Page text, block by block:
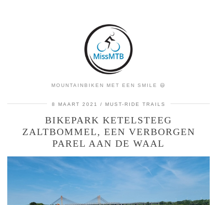
MOUNTAINBIKEN MET EEN SMILE 😃
8 MAART 2021 MUST-RIDE TRAILS
BIKEPARK KETELSTEEG
ZALTBOMMEL, EEN VERBORGEN
PAREL AAN DE WAAL